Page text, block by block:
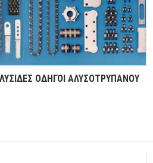
ΟΔΗΓΟΙ ΑΛΥΣΟΤΡΥΠΑΝΟΥ